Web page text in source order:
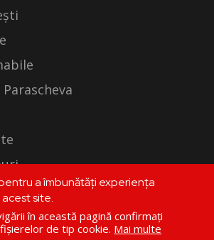
a îmbunătăți experiența
site.
în această pagină confirmați
de tip cookie. Mai multe